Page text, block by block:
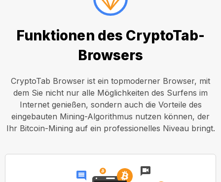
Funktionen des CryptoTab-
Browsers
CryptoTab Browser ist ein topmoderner Browser, mit
dem Sie nicht nur alle Möglichkeiten des Surfens im
Internet genießen, sondern auch die Vorteile des
eingebauten Mining-Algorithmus nutzen können, der
Ihr Bitcoin-Mining auf ein professionelles Niveau bringt.